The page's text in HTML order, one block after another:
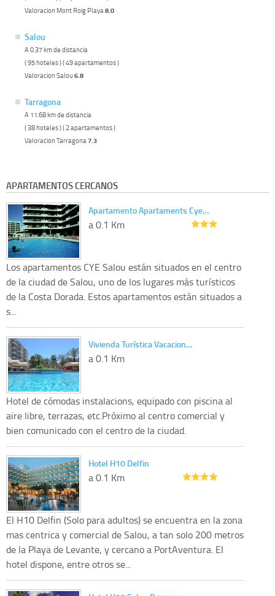
Valoracion Mont Roig Playa 8.0
Salou
A 0.37 km de distancia
( 95 hoteles ) ( 49 apartamentos )
Valoracion Salou 6.8
Tarragona
A 11.68 km de distancia
( 38 hoteles ) ( 2 apartamentos )
Valoracion Tarragona 7.3
APARTAMENTOS CERCANOS
Apartamento Apartaments Cye…
a 0.1 Km
Los apartamentos CYE Salou están situados en el centro
de la ciudad de Salou, uno de los lugares más turísticos
de la Costa Dorada. Estos apartamentos están situados a
s...
Vivienda Turística Vacacion…
a 0.1 Km
Hotel de cómodas instalacions, equipado con piscina al
aire libre, terrazas, etc.Próximo al centro comercial y
bien comunicado con el centro de la ciudad.
Hotel H10 Delfin
a 0.1 Km
El H10 Delfin (Solo para adultos) se encuentra en la zona
mas centrica y comercial de Salou, a tan solo 200 metros
de la Playa de Levante, y cercano a PortAventura. El
hotel dispone, entre otros se...